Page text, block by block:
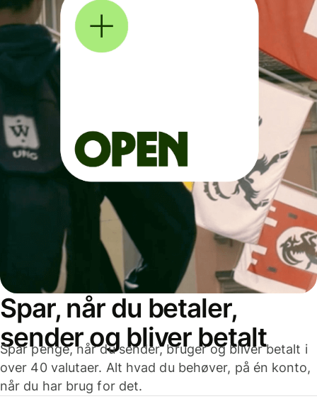
Spar, når du betaler,
sender og bliver betalt
Spar penge, når du sender, bruger og bliver betalt i
over 40 valutaer. Alt hvad du behøver, på én konto,
når du har brug for det.